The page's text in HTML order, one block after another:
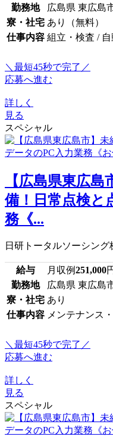
勤務地
広島県 東広島
寮・社宅 あり（無料）
仕事内容 組立・検査 /
＼最短45秒で完了／
応募へ進む
詳しく
見る
スペシャル
【広島県東広
備！日常点検と
務《...
日研トータルソーシング
給与 月収例251,000
勤務地
広島県 東広島
寮・社宅 あり
仕事内容 メンテナンス
＼最短45秒で完了／
応募へ進む
詳しく
見る
スペシャル